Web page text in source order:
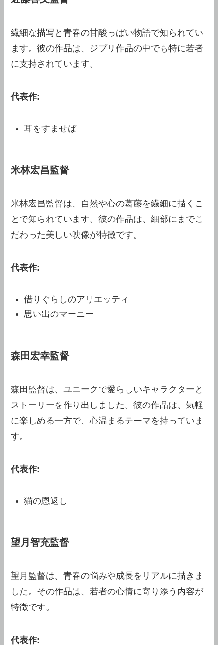
繊細な描写と青春の甘酸っぱい物語で知られてい
ます。彼の作品は、ジブリ作品の中でも特に若者
に支持されています。
代表作:
耳をすませば
米林宏昌監督
米林宏昌監督は、自然や心の葛藤を繊細に描くこ
とで知られています。彼の作品は、細部にまでこ
だわった美しい映像が特徴です。
代表作:
借りぐらしのアリエッティ
思い出のマーニー
森田宏幸監督
森田監督は、ユニークで愛らしいキャラクターと
ストーリーを作り出しました。彼の作品は、気軽
に楽しめる一方で、心温まるテーマを持っていま
す。
代表作:
猫の恩返し
望月智充監督
望月監督は、青春の悩みや成長をリアルに描きま
した。その作品は、若者の心情に寄り添う内容が
特徴です。
代表作: